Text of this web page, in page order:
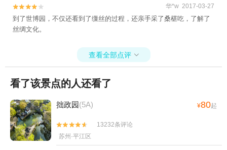

 华*w 2017-03-27
到了世博园，不仅还看到了缫丝的过程，还亲手采了桑椹吃，了解了
丝绸文化。
查看全部点评 
看了该景点的人还看了
拙政园(5A) ¥80起


13232条评论
苏州·平江区